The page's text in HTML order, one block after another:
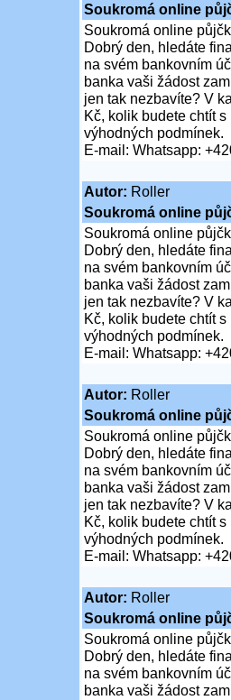
Soukromá online
Soukromá online
Dobrý den, hledáte
na svém bankovním
banka vaši žádost
jen tak nezbavíte? V
Kč, kolik budete chtít
výhodných podmínek.
E-mail: Whatsapp:
Autor: Roller
Soukromá online
Soukromá online
Dobrý den, hledáte
na svém bankovním
banka vaši žádost
jen tak nezbavíte? V
Kč, kolik budete chtít
výhodných podmínek.
E-mail: Whatsapp:
Autor: Roller
Soukromá online
Soukromá online
Dobrý den, hledáte
na svém bankovním
banka vaši žádost
jen tak nezbavíte? V
Kč, kolik budete chtít
výhodných podmínek.
E-mail: Whatsapp:
Autor: Roller
Soukromá online
Soukromá online
Dobrý den, hledáte
na svém bankovním
banka vaši žádost